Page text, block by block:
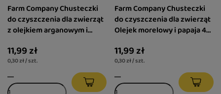
Farm Company Chusteczki
do czyszczenia dla zwierząt
z olejkiem arganowym i
11,99 zł
0,30 zł / szt.
Farm Company Chusteczki
do czyszczenia dla zwierząt
Olejek morelowy i papaja 40
11,99 zł
0,30 zł / szt.